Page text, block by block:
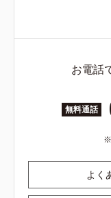
お電話
無料通話
よく